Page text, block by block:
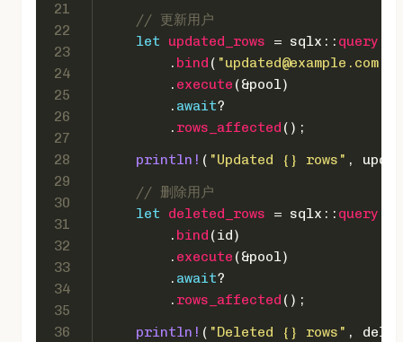
21
22
23
24
25
26
27
28
29
30
31
32
33
34
35
36
// 更新用户
let
updated_rows = sqlx:: query
        .
bind ( "updated@example.com"
        .
execute (&pool)
        .
await?
        .
rows_affected ();
println! ( "Updated {} rows" ,
// 删除用户
let
deleted_rows = sqlx:: query
        .
bind (id)
        .
execute (&pool)
        .
await?
        .
rows_affected ();
println! ( "Deleted {} rows" ,